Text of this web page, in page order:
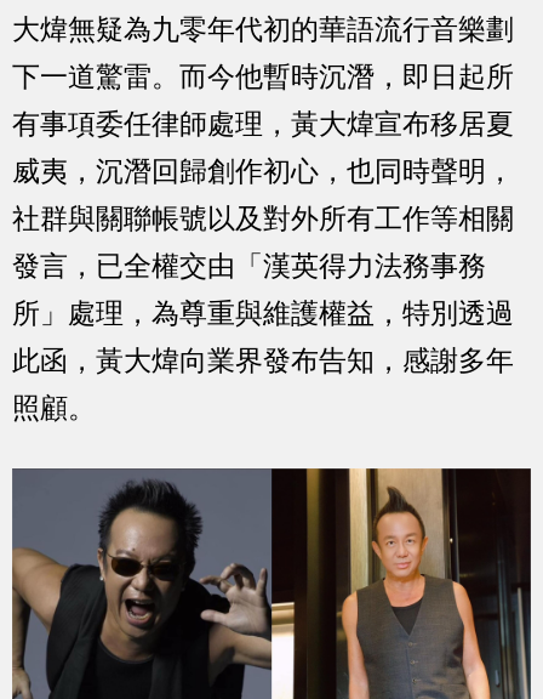
大煒無疑為九零年代初的華語流行音樂劃
下一道驚雷。而今他暫時沉潛，即日起所
有事項委任律師處理，黃大煒宣布移居夏
威夷，沉潛回歸創作初心，也同時聲明，
社群與關聯帳號以及對外所有工作等相關
發言，已全權交由「漢英得力法務事務
所」處理，為尊重與維護權益，特別透過
此函，黃大煒向業界發布告知，感謝多年
照顧。